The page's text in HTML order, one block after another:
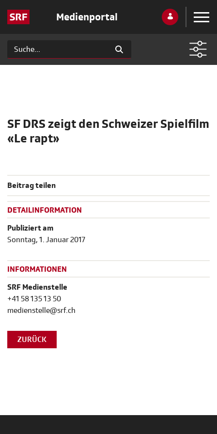
Medienportal
SF DRS zeigt den Schweizer Spielfilm
«Le rapt»
Beitrag teilen
DETAILINFORMATION
Publiziert am
Sonntag, 1. Januar 2017
INFORMATIONEN
SRF Medienstelle
+41 58 135 13 50
medienstelle@srf.ch
ZURÜCK